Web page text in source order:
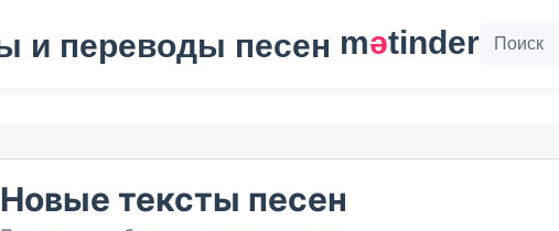
mәtinder
Новые тексты песен